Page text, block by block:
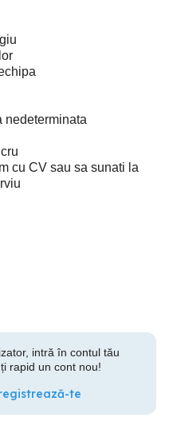
nedeterminata
cu CV sau sa sunati la
intră în contul tău
rapid un cont nou!
te